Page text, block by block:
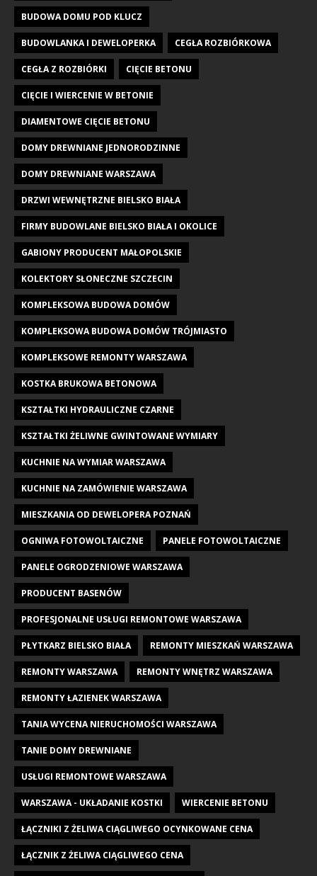
BUDOWA DOMU POD KLUCZ
BUDOWLANKA I DEWELOPERKA CEGŁA ROZBIÓRKOWA
CEGŁA Z ROZBIÓRKI CIĘCIE BETONU
CIĘCIE I WIERCENIE W BETONIE
DIAMENTOWE CIĘCIE BETONU
DOMY DREWNIANE JEDNORODZINNE
DOMY DREWNIANE WARSZAWA
DRZWI WEWNĘTRZNE BIELSKO BIAŁA
FIRMY BUDOWLANE BIELSKO BIAŁA I OKOLICE
GABIONY PRODUCENT MAŁOPOLSKIE
KOLEKTORY SŁONECZNE SZCZECIN
KOMPLEKSOWA BUDOWA DOMÓW
KOMPLEKSOWA BUDOWA DOMÓW TRÓJMIASTO
KOMPLEKSOWE REMONTY WARSZAWA
KOSTKA BRUKOWA BETONOWA
KSZTAŁTKI HYDRAULICZNE CZARNE
KSZTAŁTKI ŻELIWNE GWINTOWANE WYMIARY
KUCHNIE NA WYMIAR WARSZAWA
KUCHNIE NA ZAMÓWIENIE WARSZAWA
MIESZKANIA OD DEWELOPERA POZNAŃ
OGNIWA FOTOWOLTAICZNE PANELE FOTOWOLTAICZNE
PANELE OGRODZENIOWE WARSZAWA
PRODUCENT BASENÓW
PROFESJONALNE USŁUGI REMONTOWE WARSZAWA
PŁYTKARZ BIELSKO BIAŁA REMONTY MIESZKAŃ WARSZAWA
REMONTY WARSZAWA REMONTY WNĘTRZ WARSZAWA
REMONTY ŁAZIENEK WARSZAWA
TANIA WYCENA NIERUCHOMOŚCI WARSZAWA
TANIE DOMY DREWNIANE
USŁUGI REMONTOWE WARSZAWA
WARSZAWA - UKŁADANIE KOSTKI WIERCENIE BETONU
ŁĄCZNIKI Z ŻELIWA CIĄGLIWEGO OCYNKOWANE CENA
ŁĄCZNIK Z ŻELIWA CIĄGLIWEGO CENA